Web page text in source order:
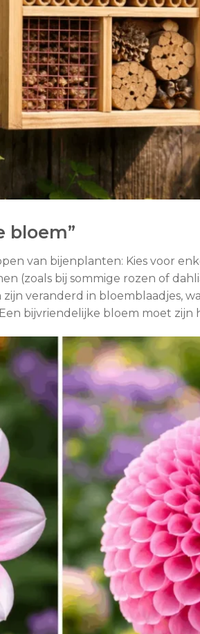
bloem”
van bijenplanten: Kies voor
(zoals bij sommige rozen of
veranderd in bloemblaadjes,
bijvriendelijke bloem moet zijn